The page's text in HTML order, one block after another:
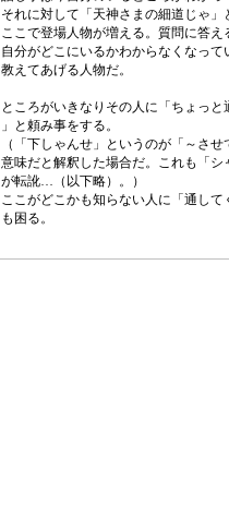
それに対して「天神さまの細道じゃ」
ここで登場人物が増える。質問に答え
自分がどこにいるかわからなくなって
教えてあげる人物だ。
ところがいきなりその人に「 ちょっと
」と頼み事をする。
（「下しゃんせ」というのが「～さ
意味だと解釈した場合だ。これも「シ
が転訛…（以下略）。）
ここがどこかも知らない人に「通して
も困る。